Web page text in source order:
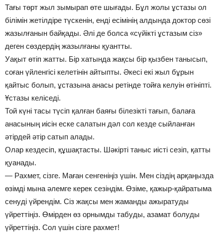
Тағы төрт жыл зымырап өте шығады. Бұл жолы ұстазы ол
білімін жетілдіре түскенін, енді есімінің алдында доктор сөзі
жазылғанын байқады. Әлі де болса «сүйікті ұстазым сіз»
деген сөздердің жазылғаны қуантты.
Уақыт өтіп жатты. Бір хатында жақсы бір қызбен танысып,
соған үйленгісі келетінін айтыпты. Әкесі екі жыл бұрын
қайтыс болып, ұстазына анасы ретінде тойға келуін өтініпті.
Ұстазы келіседі.
Той күні тасы түсіп қалған баяғы білезікті тағып, балаға
анасының иісін еске салатын дәл сол кезде сыйланған
әтірдей әтір сатып алады.
Олар кездесіп, құшақтасты. Шәкірті таныс иісті сезіп, қатты
қуанады.
— Рахмет, сізге. Маған сенгеніңіз үшін. Мен сіздің арқаңызда
өзімді мына әлемге керек сезіндім. Өзіме, қажыр-қайратыма
сенуді үйрендім. Сіз жақсы мен жаманды ажыратуды
үйреттіңіз. Өмірден өз орнымды табуды, азамат болуды
үйреттіңіз. Сол үшін сізге рахмет!